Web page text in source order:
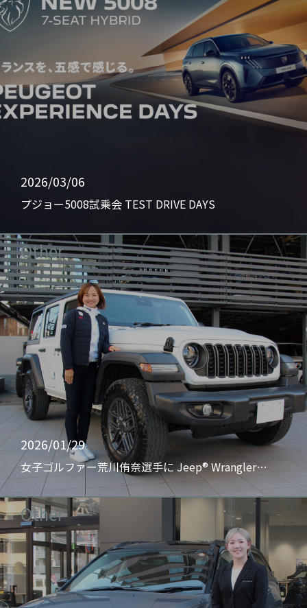
2026/03/06
プジョー5008試乗会 TEST DRIVE DAYS
Other
2026/01/29
女子ゴルファー荒川侑奈選手に Jeep® Wrangler…
Other